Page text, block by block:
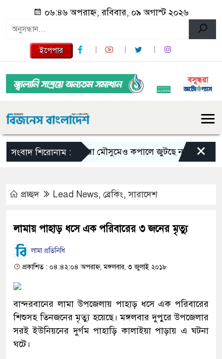
০৬:৪৬ অপরাহ্ন, রবিবার, ০৯ অগাস্ট ২০২৬
ইপেপার
সংবাদ শিরোনাম :ভরা মৌসুমেও কপালে জুটছে না ইলিশ, দাম
×
প্রচ্ছদ Lead News, ব্রেকিং,সারাদেশ
লামায় পাহাড় ধসে এক পরিবারের ৩ জনের মৃত্যু
লামা প্রতিনিধি
প্রকাশিত : ০৪:৪২:০৪ অপরাহ্ন, মঙ্গলবার, ৩ জুলাই ২০১৮
বান্দরবানের লামা উপজেলায় পাহাড় ধসে এক পরিবারের
শিশুসহ তিনজনের মৃত্যু হয়েছে। মঙ্গলবার দুপুরে উপজেলার
সরই ইউনিয়নের দুর্গম পাহাড়ি কালাইয়া পাড়ায় এ ঘটনা
ঘটে।